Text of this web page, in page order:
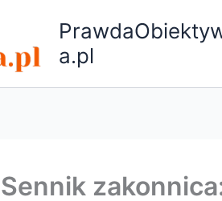
a.pl
Sennik